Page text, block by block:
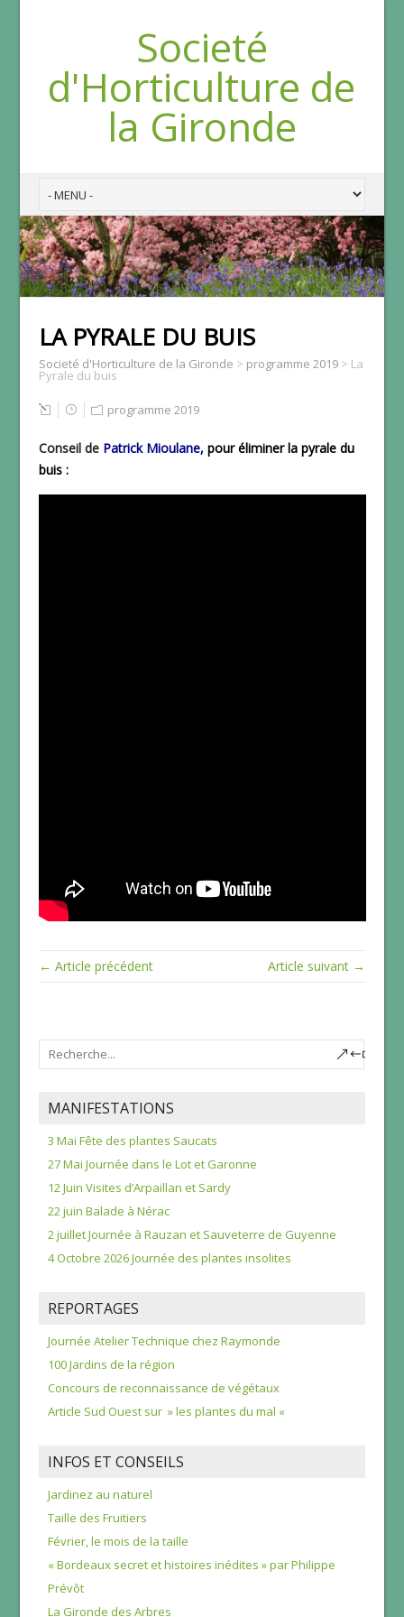
Societé
d'Horticulture de
la Gironde
LA PYRALE DU BUIS
Societé d'Horticulture de la Gironde > programme 2019> La
Pyrale du buis
programme 2019
Conseil de Patrick Mioulane, pour éliminer la pyrale du
buis :
← Article précédent Article suivant →
MANIFESTATIONS
3 Mai Fête des plantes Saucats
27 Mai Journée dans le Lot et Garonne
12 Juin Visites d’Arpaillan et Sardy
22 juin Balade à Nérac
2 juillet Journée à Rauzan et Sauveterre de Guyenne
4 Octobre 2026 Journée des plantes insolites
REPORTAGES
Journée Atelier Technique chez Raymonde
100 Jardins de la région
Concours de reconnaissance de végétaux
Article Sud Ouest sur » les plantes du mal «
INFOS ET CONSEILS
Jardinez au naturel
Taille des Fruitiers
Février, le mois de la taille
« Bordeaux secret et histoires inédites » par Philippe
Prévôt
La Gironde des Arbres